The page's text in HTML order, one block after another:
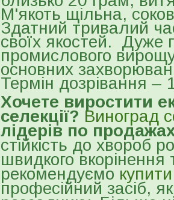
М'якоть щільна,
Здатний тривалий
своїх якостей. Дуже
промислового
основних
Термін дозрівання –
Хочете виростити
селекції? Виноград
лідерів по
стійкість до хвороб
швидкого вкорінення
рекомендуємо
професійний засіб,